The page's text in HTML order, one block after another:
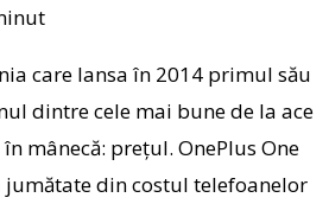
care lansa în 2014 primul său
dintre cele mai bune de la ace
mânecă: prețul. OnePlus One
jumătate din costul telefoanelor